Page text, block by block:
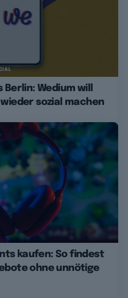
Berlin: Wedium will
sozial machen
kaufen: So findest
ohne unnötige